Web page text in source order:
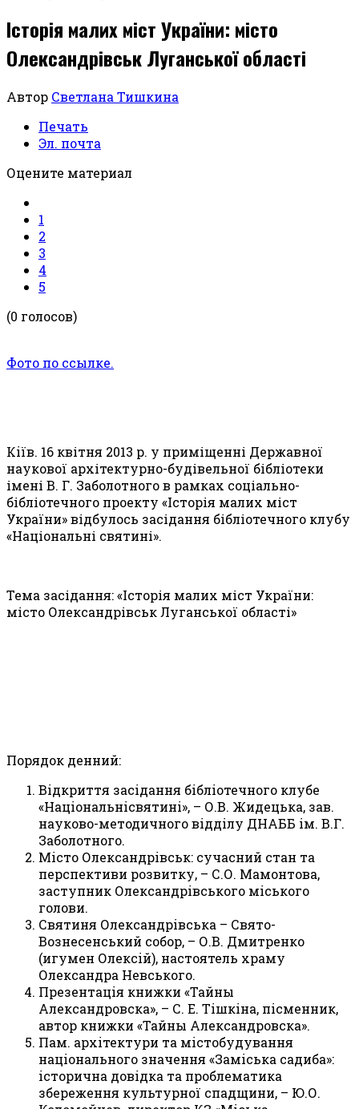
Історія малих міст України: місто
Олександрівськ Луганської області
Автор Светлана Тишкина
Печать
Эл. почта
Оцените материал
1
2
3
4
5
(0 голосов)
Фото по ссылке.
Кiїв. 16 квітня 2013 р. у приміщенні Державної
наукової архітектурно-будівельної бібліотеки
імені В. Г. Заболотного в рамках соціально-
бібліотечного проекту «Історія малих міст
України» відбулось засідання бібліотечного клубу
«Національні святині».
Тема засідання: «Історія малих міст України:
місто Олександрівськ Луганської області»
Порядок денний:
Вiдкриття засiдання бiблiотечного клубe
«Нацiональнicвятинi», – О.В. Жидецька, зав.
науково-методичного вiддiлу ДНАББ iм. В.Г.
Заболотного.
Мiсто Олександрiвськ: сучасний стан та
перспективи розвитку, – С.О. Мамонтова,
заступник Олександрiвського мicького
голови.
Святиня Олександрiвська – Свято-
Вознесенський собор, – О.В. Дмитренко
(игумен Олексiй), настоятель храму
Олександра Невського.
Презентацiя книжки «Тайны
Александровска», – С. Е. Тiшкiна, пiсменник,
автор книжки «Тайны Александровска».
Пам. архiтектури та мiстобудування
нацiонального значення «Замiська садиба»:
iсторична довiдка та проблематика
збереження культурної спадщини, – Ю.О.